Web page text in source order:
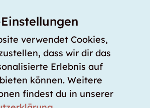
Lagerraum sein?
verwendet Cookies,
dass wir dir das
Erlebnis auf
können. Weitere
findest du in unserer